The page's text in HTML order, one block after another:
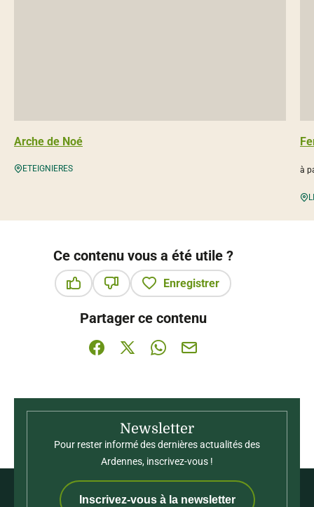
Arche de Noé
ETEIGNIERES à
Ce contenu vous a été utile ?
Enregistrer
Partager ce contenu
Partager sur Facebook (nouvelle fenêtre)
Partager sur X / Twitter (nouvelle
Partager sur WhatsApp
Partager par mail
Newsletter
Pour rester informé des dernières actualités des
Ardennes, inscrivez-vous !
Inscrivez-vous à la newsletter